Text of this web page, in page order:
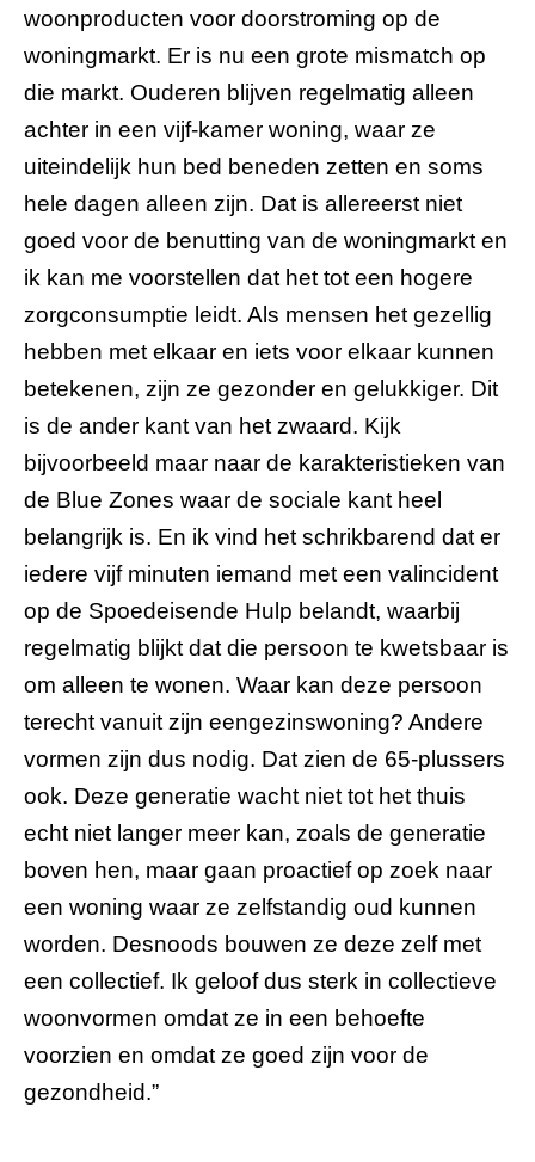
woonproducten voor doorstroming op de
woningmarkt. Er is nu een grote mismatch op
die markt. Ouderen blijven regelmatig alleen
achter in een vijf-kamer woning, waar ze
uiteindelijk hun bed beneden zetten en soms
hele dagen alleen zijn. Dat is allereerst niet
goed voor de benutting van de woningmarkt en
ik kan me voorstellen dat het tot een hogere
zorgconsumptie leidt. Als mensen het gezellig
hebben met elkaar en iets voor elkaar kunnen
betekenen, zijn ze gezonder en gelukkiger. Dit
is de ander kant van het zwaard. Kijk
bijvoorbeeld maar naar de karakteristieken van
de Blue Zones waar de sociale kant heel
belangrijk is. En ik vind het schrikbarend dat er
iedere vijf minuten iemand met een valincident
op de Spoedeisende Hulp belandt, waarbij
regelmatig blijkt dat die persoon te kwetsbaar is
om alleen te wonen. Waar kan deze persoon
terecht vanuit zijn eengezinswoning? Andere
vormen zijn dus nodig. Dat zien de 65-plussers
ook. Deze generatie wacht niet tot het thuis
echt niet langer meer kan, zoals de generatie
boven hen, maar gaan proactief op zoek naar
een woning waar ze zelfstandig oud kunnen
worden. Desnoods bouwen ze deze zelf met
een collectief. Ik geloof dus sterk in collectieve
woonvormen omdat ze in een behoefte
voorzien en omdat ze goed zijn voor de
gezondheid.”